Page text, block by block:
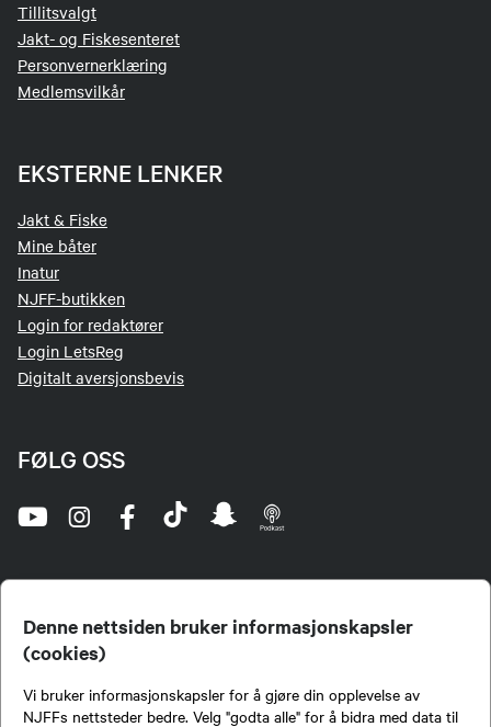
Denne nettsiden bruker informasjonskapsler
(cookies)
Vi bruker informasjonskapsler for å gjøre din opplevelse av
NJFFs nettsteder bedre. Velg "godta alle" for å bidra med data til
Tillitsvalgt
Jakt- og Fiskesenteret
Personvernerklæring
Medlemsvilkår
EKSTERNE LENKER
Jakt & Fiske
Mine båter
Inatur
NJFF-butikken
Login for redaktører
Login LetsReg
Digitalt aversjonsbevis
FØLG OSS
jegere og sportsfiskere og et av de viktigste miljøene for formidling av kunnskap om jakt og
fiske i Norge. Vi er en partipolitisk nøytral organisasjon, men har et sterkt jakt-, fiske-, og